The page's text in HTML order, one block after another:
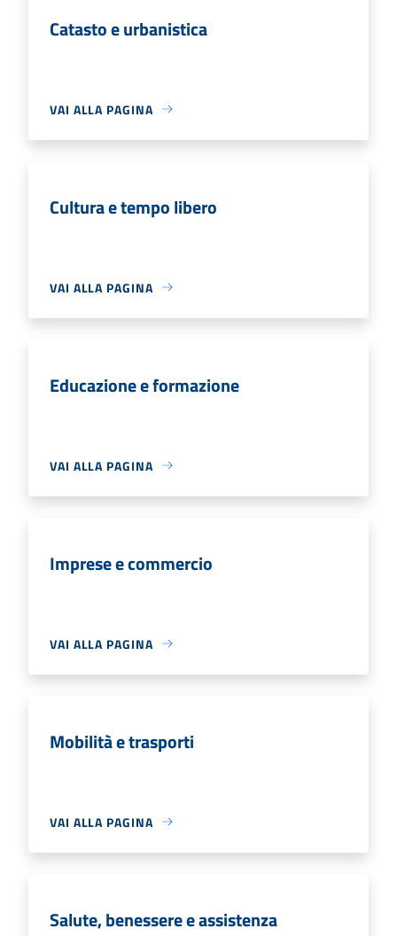
Catasto e urbanistica
VAI ALLA PAGINA
Cultura e tempo libero
VAI ALLA PAGINA
Educazione e formazione
VAI ALLA PAGINA
Imprese e commercio
VAI ALLA PAGINA
Mobilità e trasporti
VAI ALLA PAGINA
Salute, benessere e assistenza